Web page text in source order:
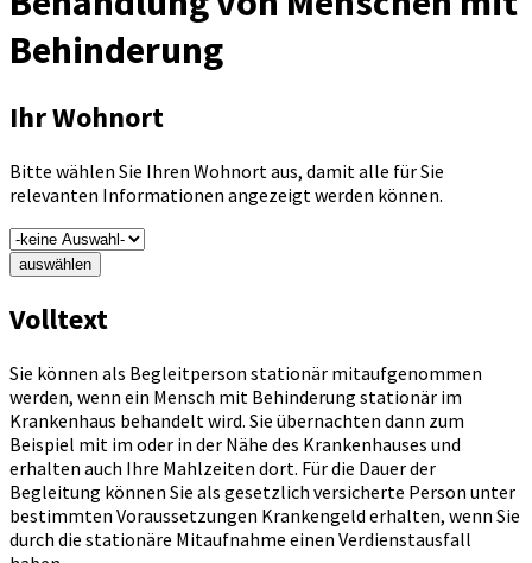
Behinderung
Ihr Wohnort
Bitte wählen Sie Ihren Wohnort aus, damit alle für Sie
relevanten Informationen angezeigt werden können.
auswählen
Volltext
Sie können als Begleitperson stationär mitaufgenommen
werden, wenn ein Mensch mit Behinderung stationär im
Krankenhaus behandelt wird. Sie übernachten dann zum
Beispiel mit im oder in der Nähe des Krankenhauses und
erhalten auch Ihre Mahlzeiten dort. Für die Dauer der
Begleitung können Sie als gesetzlich versicherte Person unter
bestimmten Voraussetzungen Krankengeld erhalten, wenn Sie
durch die stationäre Mitaufnahme einen Verdienstausfall